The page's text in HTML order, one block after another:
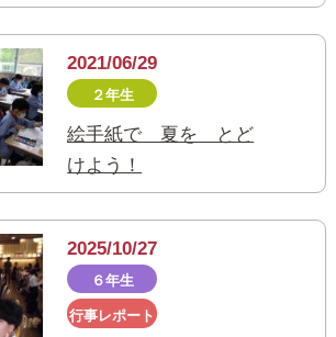
2021/06/29
２年生
絵手紙で 夏を とど
けよう！
2025/10/27
６年生
行事レポート